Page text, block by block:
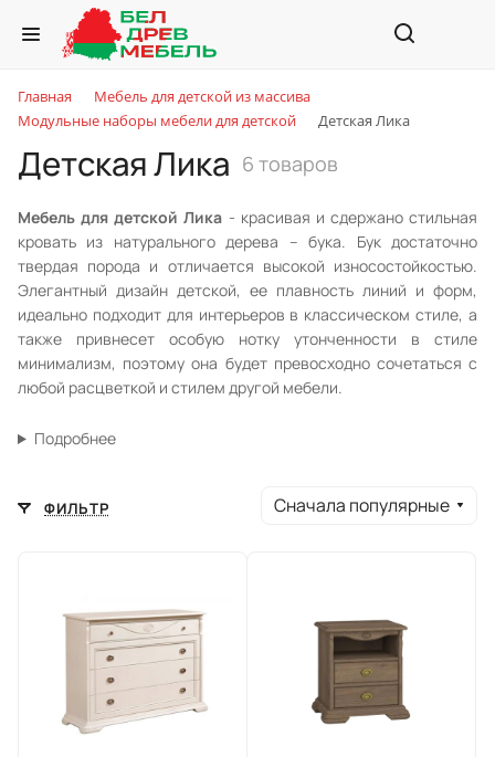
Главная
Мебель для детской из массива
Модульные наборы мебели для детской
Детская Лика
Детская Лика 6 товаров
Мебель для детской Лика - красивая и сдержано стильная
кровать из натурального дерева – бука. Бук достаточно
твердая порода и отличается высокой износостойкостью.
Элегантный дизайн детской, ее плавность линий и форм,
идеально подходит для интерьеров в классическом стиле, а
также привнесет особую нотку утонченности в стиле
минимализм, поэтому она будет превосходно сочетаться с
любой расцветкой и стилем другой мебели.
Подробнее
ФИЛЬТР Сначала популярные